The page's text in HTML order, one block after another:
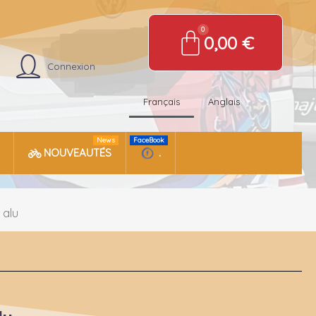
Connexion
0,00 €
Français Anglais
NOUVEAUTÉS
News
.
FaceBook